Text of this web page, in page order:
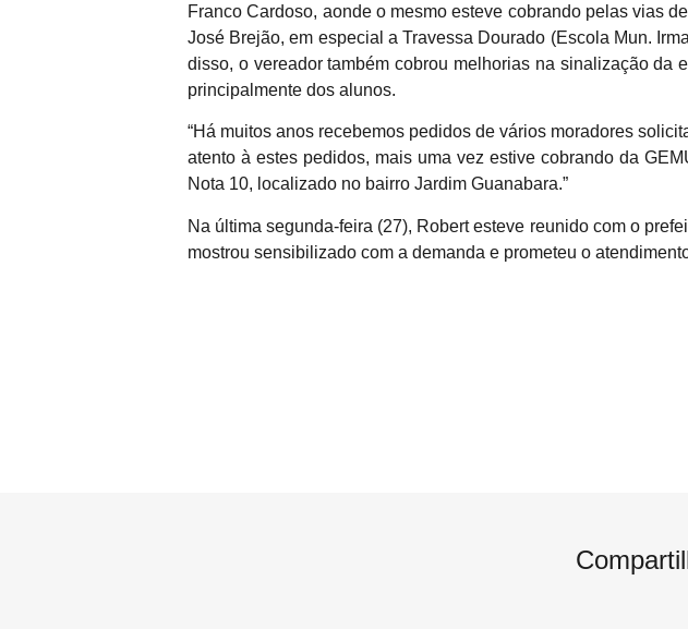
Franco Cardoso, aonde o mesmo esteve cobrando pelas vias
José Brejão, em especial a Travessa Dourado (Escola Mun.
disso, o vereador também cobrou melhorias na sinalização
principalmente dos alunos.
“Há muitos anos recebemos pedidos de vários moradores
atento à estes pedidos, mais uma vez estive cobrando da
Nota 10, localizado no bairro Jardim Guanabara.”
Na última segunda-feira (27), Robert esteve reunido com o
mostrou sensibilizado com a demanda e prometeu o